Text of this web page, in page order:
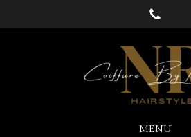
MENU